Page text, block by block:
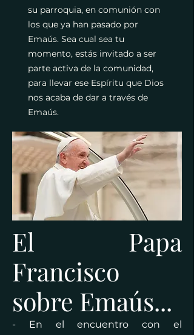
su parroquia, en comunión con
los que ya han pasado por
Emaús. Sea cual sea tu
momento, estás invitado a ser
parte activa de la comunidad,
para llevar ese Espíritu que Dios
nos acaba de dar a través de
Emaús.
El Papa
Francisco
sobre Emaús...
- En el encuentro con el